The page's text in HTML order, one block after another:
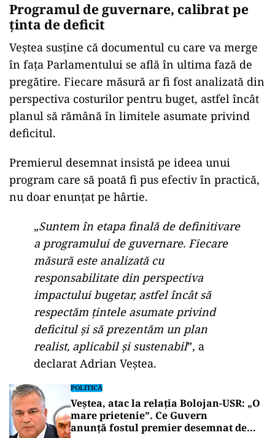
Programul de guvernare, calibrat pe
ținta de deficit
Veștea susține că documentul cu care va merge
în fața Parlamentului se află în ultima fază de
pregătire. Fiecare măsură ar fi fost analizată din
perspectiva costurilor pentru buget, astfel încât
planul să rămână în limitele asumate privind
deficitul.
Premierul desemnat insistă pe ideea unui
program care să poată fi pus efectiv în practică,
nu doar enunțat pe hârtie.
„Suntem în etapa finală de definitivare
a programului de guvernare. Fiecare
măsură este analizată cu
responsabilitate din perspectiva
impactului bugetar, astfel încât să
respectăm țintele asumate privind
deficitul și să prezentăm un plan
realist, aplicabil și sustenabil”, a
declarat Adrian Veștea.
POLITICĂ
Veștea, atac la relația Bolojan-USR: „O
mare prietenie”. Ce Guvern
anunță fostul premier desemnat de